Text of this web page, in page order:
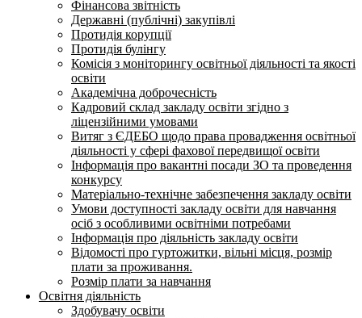
Фінансова звітність
Державні (публічні) закупівлі
Протидія корупції
Протидія булінгу
Комісія з моніторингу освітньої діяльності та якості
освіти
Академічна доброчесність
Кадровий склад закладу освіти згідно з
ліцензійними умовами
Витяг з ЄДЕБО щодо права провадження освітньої
діяльності у сфері фахової передвищої освіти
Інформація про вакантні посади ЗО та проведення
конкурсу
Матеріально-технічне забезпечення закладу освіти
Умови доступності закладу освіти для навчання
осіб з особливими освітніми потребами
Інформація про діяльність закладу освіти
Відомості про гуртожитки, вільні місця, розмір
плати за проживання.
Розмір плати за навчання
Освітня діяльність
Здобувачу освіти